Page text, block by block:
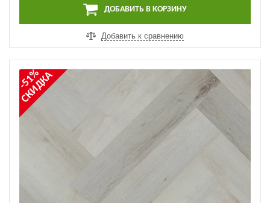
ДОБАВИТЬ В КОРЗИНУ
Добавить к сравнению
-51%
СКИДКА